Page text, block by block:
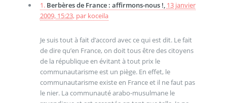
1. Berbères de France : affirmons-nous !, 13 janvier
2009, 15:23, par koceila
Je suis tout à fait d’accord avec ce qui est dit. Le fait
de dire qu’en France, on doit tous être des citoyens
de la république en évitant à tout prix le
communautarisme est un piège. En effet, le
communautarisme existe en France et il ne faut pas
le nier. La communauté arabo-musulmane le